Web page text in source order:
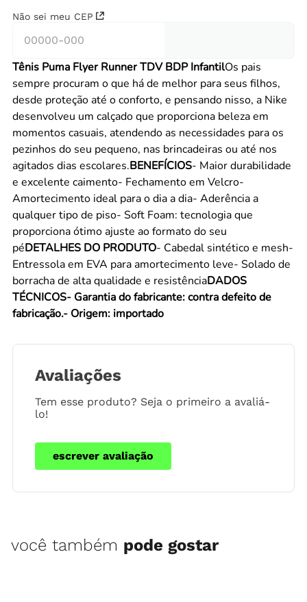
Não sei meu CEP
Tênis Puma Flyer Runner TDV BDP InfantilOs pais
sempre procuram o que há de melhor para seus filhos,
desde proteção até o conforto, e pensando nisso, a Nike
desenvolveu um calçado que proporciona beleza em
momentos casuais, atendendo as necessidades para os
pezinhos do seu pequeno, nas brincadeiras ou até nos
agitados dias escolares.BENEFÍCIOS- Maior durabilidade
e excelente caimento- Fechamento em Velcro-
Amortecimento ideal para o dia a dia- Aderência a
qualquer tipo de piso- Soft Foam: tecnologia que
proporciona ótimo ajuste ao formato do seu
péDETALHES DO PRODUTO- Cabedal sintético e mesh-
Entressola em EVA para amortecimento leve- Solado de
borracha de alta qualidade e resistênciaDADOS
TÉCNICOS- Garantia do fabricante: contra defeito de
fabricação.- Origem: importado
Avaliações
Tem esse produto? Seja o primeiro a avaliá-
lo!
escrever avaliação
você também pode gostar